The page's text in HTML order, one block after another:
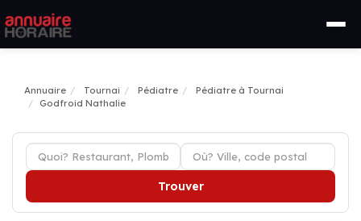
Annuaire Tournai Pédiatre
Pédiatre à Tournai
Godfroid Nathalie
Trouver